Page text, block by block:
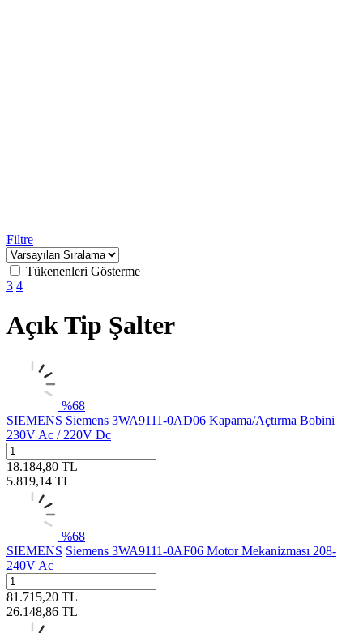
Filtre
Tükenenleri Gösterme
3 4
Açık Tip Şalter
%68
SIEMENS Siemens 3WA9111-0AD06 Kapama/Açtırma Bobini
230V Ac / 220V Dc
18.184,80 TL
5.819,14 TL
%68
SIEMENS Siemens 3WA9111-0AF06 Motor Mekanizması 208-
240V Ac
81.715,20 TL
26.148,86 TL